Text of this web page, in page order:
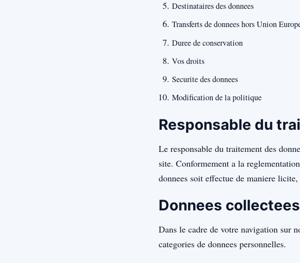
Destinataires des donnees
Transferts de donnees hors Union
Duree de conservation
Vos droits
Securite des donnees
Modification de la politique
Responsable du
Le responsable du traitement des
site. Conformement a la
donnees soit effectue de maniere
Donnees collectees
Dans le cadre de votre navigation sur
categories de donnees personnelles.